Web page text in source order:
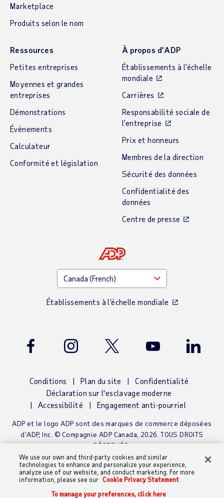
Marketplace
Produits selon le nom
Ressources
Petites entreprises
Moyennes et grandes
entreprises
Démonstrations
Événements
Calculateur
Conformité et législation
À propos d’ADP
Établissements à l’échelle
mondiale
Carrières
Responsabilité sociale de
l’entreprise
Prix et honneurs
Membres de la direction
Sécurité des données
Confidentialité des
données
Centre de presse
Établissements à l’échelle mondiale
Facebook Instagram Twitter Youtube LinkedIn
Conditions Plan du site
Confidentialité
Déclaration sur l'esclavage moderne
Accessibilité
Engagement anti-pourriel
ADP et le logo ADP sont des marques de commerce déposées
d’ADP, Inc. © Compagnie ADP Canada, 2026. TOUS DROITS
RÉSERVÉS.
To manage your preferences, click here
We use our own and third-party cookies and similar
technologies to enhance and personalize your experience,
analyze use of our website, and conduct marketing. For more
information, please see our Cookie Privacy Statement
To manage your preferences, click here